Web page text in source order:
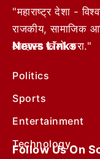
"महाराष्ट्र देशा -
राजकीय, सामाजिक
आम्हाला फॉलो करा."
News Links
Politics
Sports
Entertainment
Technology
Follow Us On